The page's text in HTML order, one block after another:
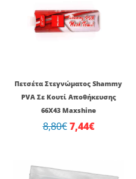
Πετσέτα Στεγνώματος Shammy
PVA Σε Κουτί Αποθήκευσης
66X43 Maxshine
8,80€
was:
8,80€.
7,44€
τιμή
είναι: